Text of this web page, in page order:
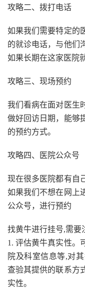
攻略二、拨打电话
如果我们需要特定的
的就诊电话，与他们
如果长期在这家医院
攻略三、现场预约
我们看病在面对医生
做好回访日期，能够
的预约方式。
攻略四、医院公众号
现在很多医院都有自
如果我们不想在网上
公众号，进行预约
找黄牛进行挂号,需要
1. 评估黄牛真实性。
院及科室信息等,对
查验其提供的联系方
实性。